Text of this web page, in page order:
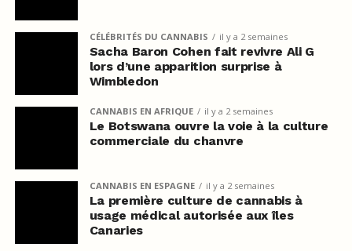
CÉLÉBRITÉS DU CANNABIS il y a 2 semaines
Sacha Baron Cohen fait revivre Ali G
lors d’une apparition surprise à
Wimbledon
CANNABIS EN AFRIQUE il y a 2 semaines
Le Botswana ouvre la voie à la culture
commerciale du chanvre
CANNABIS EN ESPAGNE il y a 2 semaines
La première culture de cannabis à
usage médical autorisée aux îles
Canaries